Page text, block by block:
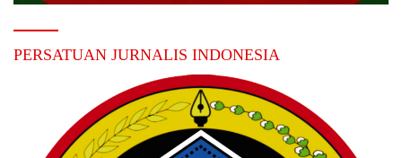
PERSATUAN JURNALIS INDONESIA